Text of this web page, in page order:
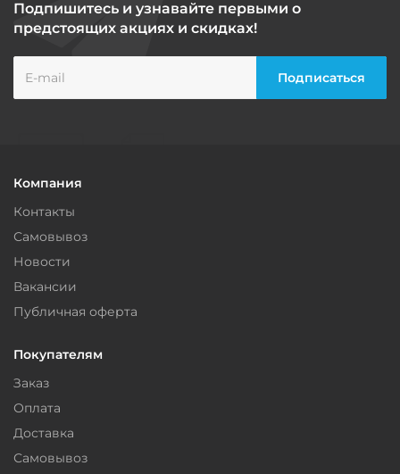
Подпишитесь и узнавайте первыми о
предстоящих акциях и скидках!
Компания
Контакты
Самовывоз
Новости
Вакансии
Публичная оферта
Покупателям
Заказ
Оплата
Доставка
Самовывоз